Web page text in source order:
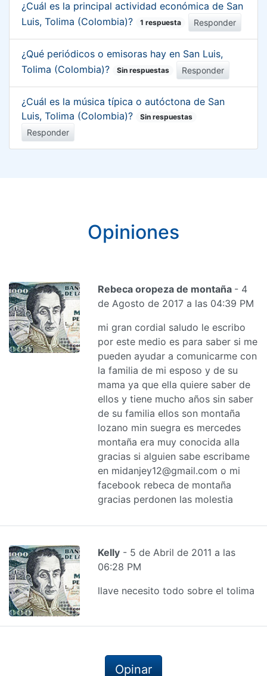
¿Cuál es la principal actividad económica de San
Luis, Tolima (Colombia)?
1 respuesta Responder
¿Qué periódicos o emisoras hay en San Luis,
Tolima (Colombia)?
Sin respuestas Responder
¿Cuál es la música típica o autóctona de San
Luis, Tolima (Colombia)?
Sin respuestas
Responder
Opiniones
Rebeca oropeza de montaña - 4
de Agosto de 2017 a las 04:39 PM
mi gran cordial saludo le escribo
por este medio es para saber si me
pueden ayudar a comunicarme con
la familia de mi esposo y de su
mama ya que ella quiere saber de
ellos y tiene mucho años sin saber
de su familia ellos son montaña
lozano min suegra es mercedes
montaña era muy conocida alla
gracias si alguien sabe escribame
en midanjey12@gmail.com o mi
facebook rebeca de montaña
gracias perdonen las molestia
Kelly - 5 de Abril de 2011 a las
06:28 PM
llave necesito todo sobre el tolima
Opinar